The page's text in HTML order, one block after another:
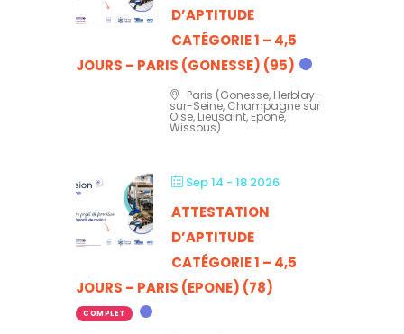
D’APTITUDE
CATÉGORIE 1 – 4,5
JOURS – PARIS (GONESSE) (95)
Paris (Gonesse, Herblay-
sur-Seine, Champagne sur
Oise, Lieusaint, Epone,
Wissous)
Sep 14 - 18 2026
ATTESTATION
D’APTITUDE
CATÉGORIE 1 – 4,5
JOURS – PARIS (EPONE) (78)
COMPLET